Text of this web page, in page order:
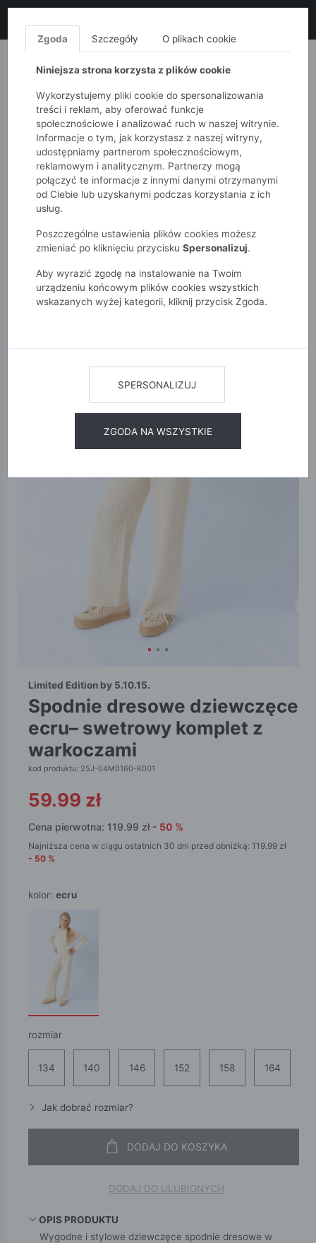
MONNARI QUIOSQUE
51015kids
Dziewczynki 7-12 lat
Spodnie dresowe dziewczęce ecru– swetrowy komplet z
warkoczami
Limited Edition by 5.10.15.
spodnie dresowe dziewczęce
ecru– swetrowy komplet z
warkoczami
kod produktu: 25J-04M0160-K001
59.99 zł
Cena pierwotna: 119.99 zł - 50 %
Najniższa cena w ciągu ostatnich 30 dni przed obniżką: 119.99 zł
- 50 %
kolor: ecru
rozmiar
134 140 146 152 158 164
Jak dobrać rozmiar?
DODAJ DO KOSZYKA
DODAJ DO ULUBIONYCH
OPIS PRODUKTU
Wygodne i stylowe dziewczęce spodnie dresowe w
Zgoda Szczegóły O plikach cookie
Niniejsza strona korzysta z plików cookie
Wykorzystujemy pliki cookie do spersonalizowania
treści i reklam, aby oferować funkcje
społecznościowe i analizować ruch w naszej witrynie.
Informacje o tym, jak korzystasz z naszej witryny,
udostępniamy partnerom społecznościowym,
reklamowym i analitycznym. Partnerzy mogą
połączyć te informacje z innymi danymi otrzymanymi
od Ciebie lub uzyskanymi podczas korzystania z ich
usług.
Poszczególne ustawienia plików cookies możesz
zmieniać po kliknięciu przycisku Spersonalizuj.
Aby wyrazić zgodę na instalowanie na Twoim
urządzeniu końcowym plików cookies wszystkich
wskazanych wyżej kategorii, kliknij przycisk Zgoda.
SPERSONALIZUJ
ZGODA NA WSZYSTKIE